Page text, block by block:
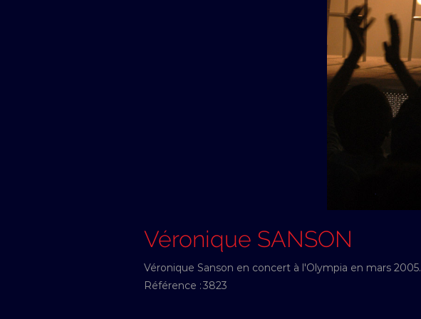
Véronique SANSON
Véronique Sanson en concert à l'Olympia en mars 2005.
Référence :3823